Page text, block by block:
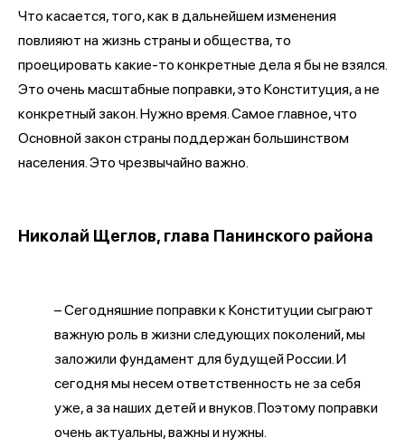
Что касается, того, как в дальнейшем изменения
повлияют на жизнь страны и общества, то
проецировать какие-то конкретные дела я бы не взялся.
Это очень масштабные поправки, это Конституция, а не
конкретный закон. Нужно время. Самое главное, что
Основной закон страны поддержан большинством
населения. Это чрезвычайно важно.
Николай Щеглов, глава Панинского района
– Сегодняшние поправки к Конституции сыграют
важную роль в жизни следующих поколений, мы
заложили фундамент для будущей России. И
сегодня мы несем ответственность не за себя
уже, а за наших детей и внуков. Поэтому поправки
очень актуальны, важны и нужны.